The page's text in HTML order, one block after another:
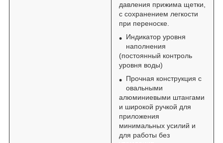
давления прижима щетки,
с сохранением легкости
при переноске.
Индикатор уровня
наполнения
(постоянный контроль
уровня воды)
Прочная конструкция с
овальными
алюминиевыми штангами
и широкой ручкой для
приложения
минимальных усилий и
для работы без